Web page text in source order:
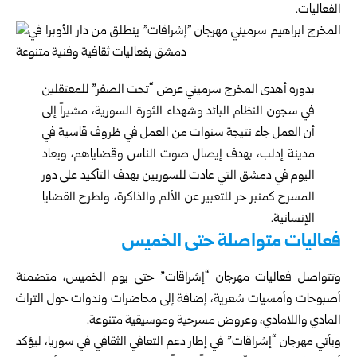
الفعاليات.
بدوره أهدى المخرج سرميني عرض “تحت الصفر” للمعتقلين
في سجون النظام البائد وشهداء الثورة السورية، مشيراً إلى
أن العمل جاء نتيجة سنوات من العمل في ظروف قاسية في
مدينة إدلب، بهدف إيصال صوت الناس وقضاياهم، ويعاد
اليوم في دمشق التي عادت للسوريين بهدف التأكيد على دور
المسرح كمنبر حر للتعبير عن الألم والذاكرة، ولطرح القضايا
الإنسانية.
فعاليات متواصلة حتى الخميس
وتتواصل فعاليات مهرجان “إشراقات” حتى يوم الخميس، متضمنة
أصبوحات وأمسيات شعرية، إضافة إلى محاضرات وندوات حول التراث
المادي واللامادي، وعروض مسرحية وموسيقية متنوعة.
ويأتي مهرجان “إشراقات” في إطار دعم التعافي الثقافي في سوريا، ليؤكد